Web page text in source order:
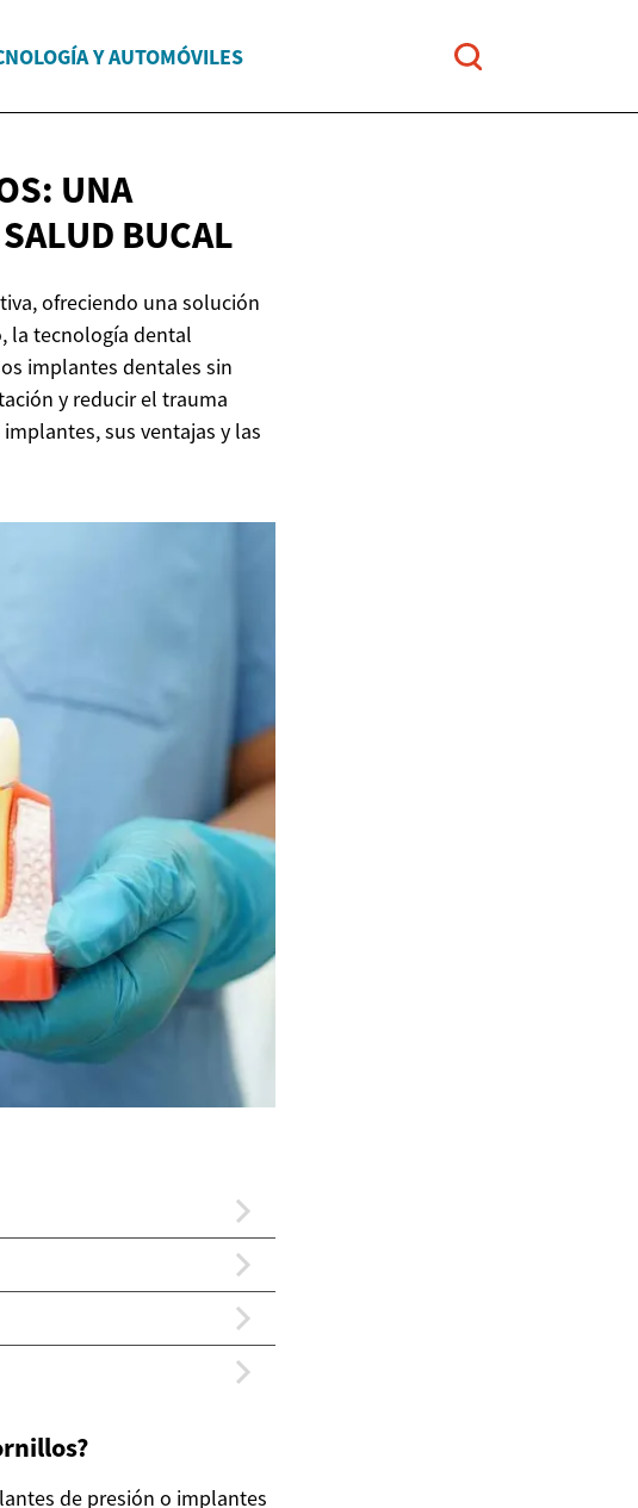
Y AUTOMÓVILES
UNA
SALUD BUCAL
ofreciendo una solución
la tecnología dental
implantes dentales sin
y reducir el trauma
sus ventajas y las
de presión o implantes